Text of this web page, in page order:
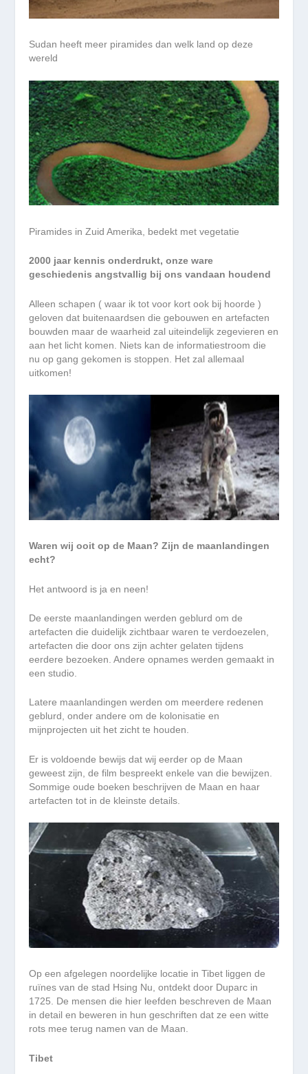
Sudan heeft meer piramides dan welk land op deze
wereld
Piramides in Zuid Amerika, bedekt met vegetatie
2000 jaar kennis onderdrukt, onze ware
geschiedenis angstvallig bij ons vandaan houdend
Alleen schapen ( waar ik tot voor kort ook bij hoorde )
geloven dat buitenaardsen die gebouwen en artefacten
bouwden maar de waarheid zal uiteindelijk zegevieren en
aan het licht komen. Niets kan de informatiestroom die
nu op gang gekomen is stoppen. Het zal allemaal
uitkomen!
Waren wij ooit op de Maan? Zijn de maanlandingen
echt?
Het antwoord is ja en neen!
De eerste maanlandingen werden geblurd om de
artefacten die duidelijk zichtbaar waren te verdoezelen,
artefacten die door ons zijn achter gelaten tijdens
eerdere bezoeken. Andere opnames werden gemaakt in
een studio.
Latere maanlandingen werden om meerdere redenen
geblurd, onder andere om de kolonisatie en
mijnprojecten uit het zicht te houden.
Er is voldoende bewijs dat wij eerder op de Maan
geweest zijn, de film bespreekt enkele van die bewijzen.
Sommige oude boeken beschrijven de Maan en haar
artefacten tot in de kleinste details.
Op een afgelegen noordelijke locatie in Tibet liggen de
ruïnes van de stad Hsing Nu, ontdekt door Duparc in
1725. De mensen die hier leefden beschreven de Maan
in detail en beweren in hun geschriften dat ze een witte
rots mee terug namen van de Maan.
Tibet